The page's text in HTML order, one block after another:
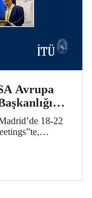
Avrupa
18-22
Mandal, 6 ay